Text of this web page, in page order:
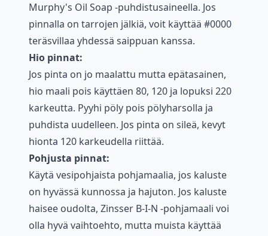
Murphy's Oil Soap -puhdistusaineella. Jos
pinnalla on tarrojen jälkiä, voit käyttää #0000
teräsvillaa yhdessä saippuan kanssa.
Hio pinnat:
Jos pinta on jo maalattu mutta epätasainen,
hio maali pois käyttäen 80, 120 ja lopuksi 220
karkeutta. Pyyhi pöly pois pölyharsolla ja
puhdista uudelleen. Jos pinta on sileä, kevyt
hionta 120 karkeudella riittää.
Pohjusta pinnat:
Käytä vesipohjaista pohjamaalia, jos kaluste
on hyvässä kunnossa ja hajuton. Jos kaluste
haisee oudolta, Zinsser B-I-N -pohjamaali voi
olla hyvä vaihtoehto, mutta muista käyttää